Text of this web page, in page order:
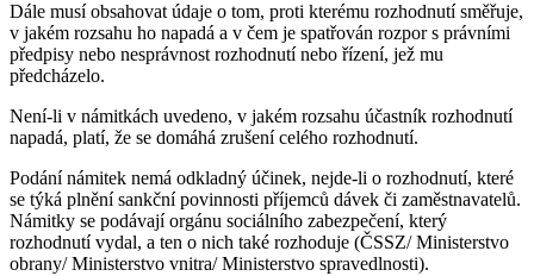
Dále musí obsahovat údaje o tom, proti kterému rozhodnutí směřuje,
v jakém rozsahu ho napadá a v čem je spatřován rozpor s právními
předpisy nebo nesprávnost rozhodnutí nebo řízení, jež mu
předcházelo.
Není-li v námitkách uvedeno, v jakém rozsahu účastník rozhodnutí
napadá, platí, že se domáhá zrušení celého rozhodnutí.
Podání námitek nemá odkladný účinek, nejde-li o rozhodnutí, které
se týká plnění sankční povinnosti příjemců dávek či zaměstnavatelů.
Námitky se podávají orgánu sociálního zabezpečení, který
rozhodnutí vydal, a ten o nich také rozhoduje (ČSSZ/ Ministerstvo
obrany/ Ministerstvo vnitra/ Ministerstvo spravedlnosti).